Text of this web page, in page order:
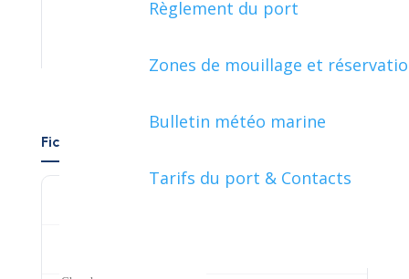
Règlement du port
Zones de mouillage et
Bulletin météo marine
Tarifs du port & Contacts
Fiches pratiques par événement de vie